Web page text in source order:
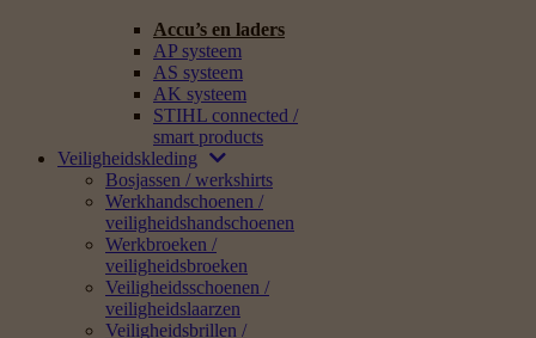
Accu’s en laders
AP systeem
AS systeem
AK systeem
STIHL connected /
smart products
Veiligheidskleding
Bosjassen / werkshirts
Werkhandschoenen /
veiligheidshandschoenen
Werkbroeken /
veiligheidsbroeken
Veiligheidsschoenen /
veiligheidslaarzen
Veiligheidsbrillen /